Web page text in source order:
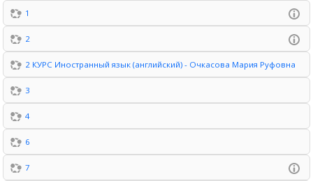
1
2
2 КУРС Иностранный язык (английский) - Очкасова Мария Руфовна
3
4
6
7